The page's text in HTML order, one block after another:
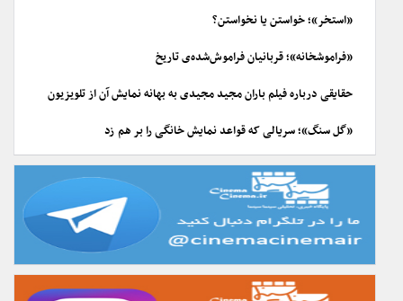
«استخر»؛ خواستن یا نخواستن؟
«فراموشخانه»؛ قربانیان فراموش‌شده‌ی تاریخ
حقایقی درباره فیلم باران مجید مجیدی به بهانه نمایش آن از تلویزیون
«گل سنگ»؛ سریالی که قواعد نمایش خانگی را بر هم زد